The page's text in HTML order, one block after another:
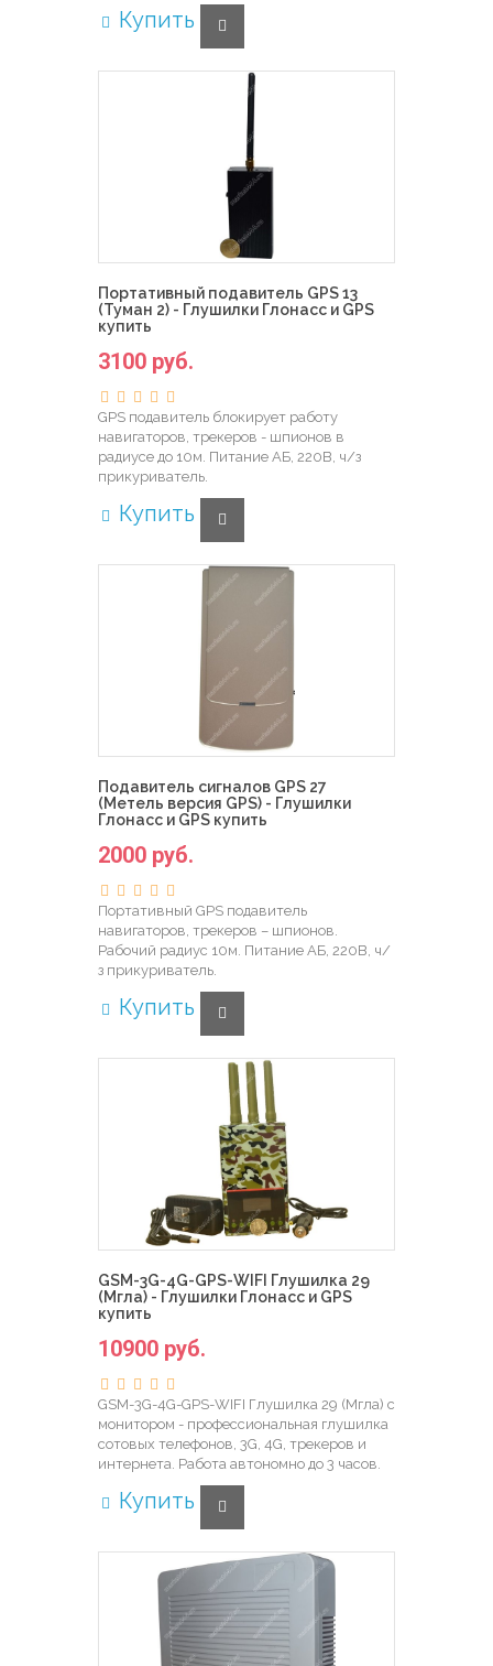
Купить
Портативный подавитель GPS 13
(Туман 2) - Глушилки Глонасс и GPS
купить
3100 руб.
GPS подавитель блокирует работу
навигаторов, трекеров - шпионов в
радиусе до 10м. Питание АБ, 220В, ч/з
прикуриватель.
Купить
Подавитель сигналов GPS 27
(Метель версия GPS) - Глушилки
Глонасс и GPS купить
2000 руб.
Портативный GPS подавитель
навигаторов, трекеров – шпионов.
Рабочий радиус 10м. Питание АБ, 220В, ч/
з прикуриватель.
Купить
GSM-3G-4G-GPS-WIFI Глушилка 29
(Мгла) - Глушилки Глонасс и GPS
купить
10900 руб.
GSM-3G-4G-GPS-WIFI Глушилка 29 (Мгла) с
монитором - профессиональная глушилка
сотовых телефонов, 3G, 4G, трекеров и
интернета. Работа автономно до 3 часов.
Купить